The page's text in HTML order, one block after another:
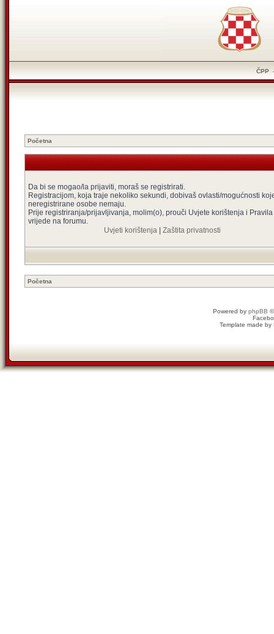
ČPP
Početna
Da bi se mogao/la prijaviti, moraš se registrirati.
Registracijom, koja traje nekoliko sekundi, dobivaš ovlasti/mogućnosti
neregistrirane osobe nemaju.
Prije registriranja/prijavljivanja, molim(o), prouči Uvjete korištenja i
vrijede na forumu.
Uvjeti korištenja| Zaštita privatnosti
Početna
Powered by phpBB
Template made by